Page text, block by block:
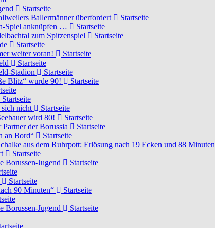
Startseite
Ballermänner überfordert
Startseite
Spiel anknüpfen …
Startseite
zum Spitzenspiel
Startseite
Startseite
weiter voran!
Startseite
Startseite
Stadion
Startseite
Blitz“ wurde 90!
Startseite
Startseite
nicht
Startseite
wird 80!
Startseite
der Borussia
Startseite
an Bord“
Startseite
aus dem Ruhrpott: Erlösung nach 19 Ecken und 88 Minuten
Startseite
Borussen-Jugend
Startseite
Startseite
90 Minuten“
Startseite
Borussen-Jugend
Startseite